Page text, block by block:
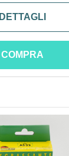
DETTAGLI
COMPRA